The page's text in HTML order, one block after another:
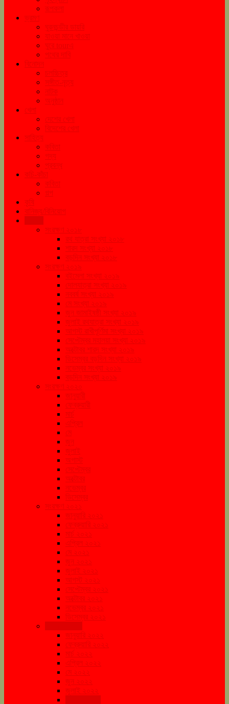
রূপকলা
ভ্রমণ
ঘুরনচন্ডীর ডায়রি
যাওয়া মানে খাওয়া
ঘুরে tourএ
পথের দাবি
বিনোদন
চলচ্চিত্র
সঙ্গীত-নৃত্য
নাটক
অনুষ্ঠান
খেলা
দেশের খেলা
বিদেশের খেলা
সাহিত্য
কবিতা
গদ্য
প্রবন্ধ
কচি-কাঁচা
কবিতা
গল্প
কৃষি
বানিজ্য/বিনিয়োগ
সংরক্ষণ ২০১৮
রথ যাত্রা সংখ্যা ২০১৮
শারদ সংখ্যা ২০১৮
বড়দিন সংখ্যা ২০১৮
সংরক্ষণ ২০১৯
বইমেলা সংখ্যা ২০১৯
দোলযাত্রা সংখ্যা ২০১৯
নববর্ষ সংখ্যা ২০১৯
মে সংখ্যা ২০১৯
জুন জামাইষষ্ঠী সংখ্যা ২০১৯
জুলাই রথযাত্রা সংখ্যা ২০১৯
আগস্ট রাখীপূর্ণিমা সংখ্যা ২০১৯
সেপ্টেম্বর মহালয়া সংখ্যা ২০১৯
অক্টোবর শারদ সংখ্যা ২০১৯
ডিসেম্বর বড়দিন সংখ্যা ২০১৯
নভেম্বর সংখ্যা ২০১৯
বড়দিন সংখ্যা ২০১৯
সংরক্ষণ ২০২০
জানুয়ারী
ফেব্রুয়ারী
মার্চ
এপ্রিল
মে
জুন
জুলাই
অগাস্ট
সেপ্টেম্বর
অক্টোবর
নভেম্বর
ডিসেম্বর
সংরক্ষণ ২০২১
জানুয়ারি ২০২১
ফেব্রুয়ারি ২০২১
মার্চ ২০২১
এপ্রিল ২০২১
মে ২০২১
জুন ২০২১
জুলাই ২০২১
আগস্ট ২০২১
সেপ্টেম্বর ২০২১
অক্টোবর ২০২১
নভেম্বর ২০২১
ডিসেম্বর ২০২১
জানুয়ারি ২০২২
ফেব্রুয়ারি ২০২২
মার্চ ২০২২
এপ্রিল ২০২২
মে ২০২২
জুন ২০২২
জুলাই ২০২২